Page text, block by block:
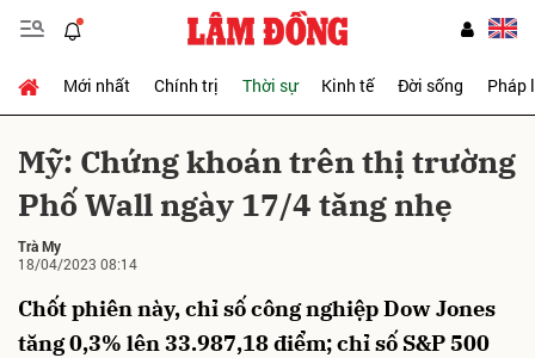
Mới nhất Chính trị Thời sự Kinh tế Đời sống Pháp
Mỹ: Chứng khoán trên thị trường
Phố Wall ngày 17/4 tăng nhẹ
Trà My
18/04/2023 08:14
Chốt phiên này, chỉ số công nghiệp Dow Jones
tăng 0,3% lên 33.987,18 điểm; chỉ số S&P 500
Gửi bình luận